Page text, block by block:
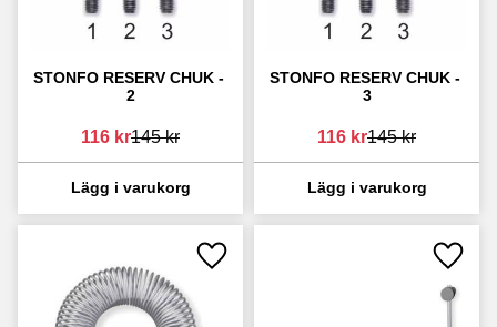
STONFO RESERV CHUK -
2
116 kr145kr
STONFO RESERV CHUK -
3
116 kr145kr
Lägg till i favoriter Lägg